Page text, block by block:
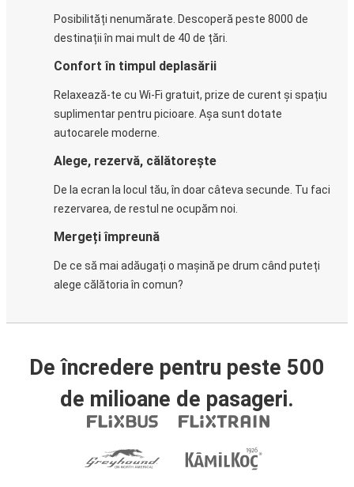
Posibilități nenumărate. Descoperă peste 8000 de
destinații în mai mult de 40 de țări.
Confort în timpul deplasării
Relaxează-te cu Wi-Fi gratuit, prize de curent și spațiu
suplimentar pentru picioare. Așa sunt dotate
autocarele moderne.
Alege, rezervă, călătorește
De la ecran la locul tău, în doar câteva secunde. Tu faci
rezervarea, de restul ne ocupăm noi.
Mergeți împreună
De ce să mai adăugați o mașină pe drum când puteți
alege călătoria în comun?
De încredere pentru peste 500
de milioane de pasageri.